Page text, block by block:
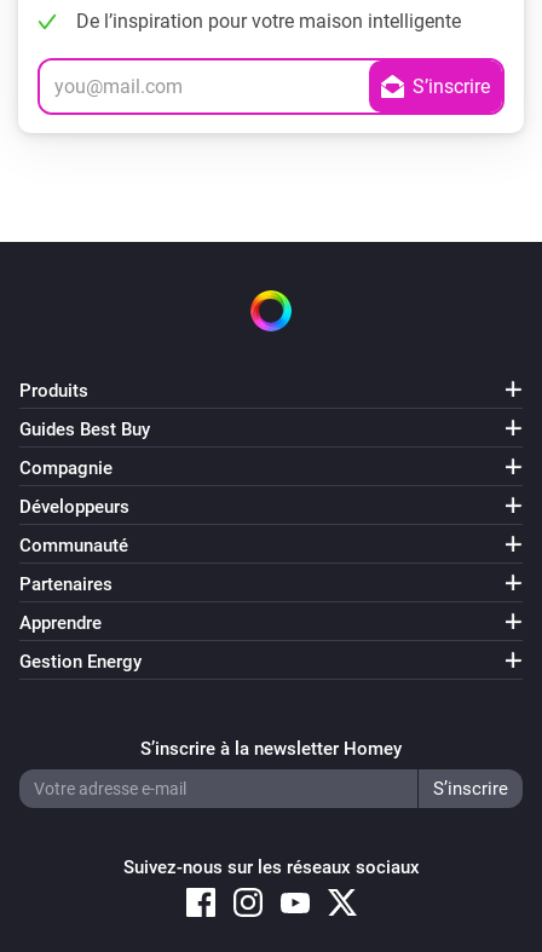
De l’inspiration pour votre maison intelligente
Produits
Guides Best Buy
Compagnie
Développeurs
Communauté
Partenaires
Apprendre
Gestion Energy
S’inscrire à la newsletter Homey
Suivez-nous sur les réseaux sociaux